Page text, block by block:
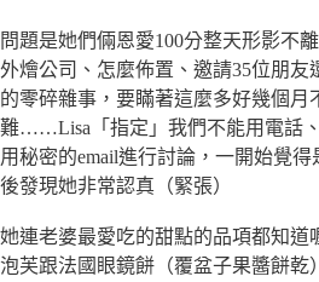
問題是她們倆恩愛100分整天形影不
外燴公司、怎麼佈置、邀請35位朋友
的零碎雜事，要瞞著這麼多好幾個月
難……Lisa「指定」我們不能用電話
用秘密的email進行討論，一開始覺
後發現她非常認真（緊張）
她連老婆最愛吃的甜點的品項都知道
泡芙跟法國眼鏡餅（覆盆子果醬餅乾